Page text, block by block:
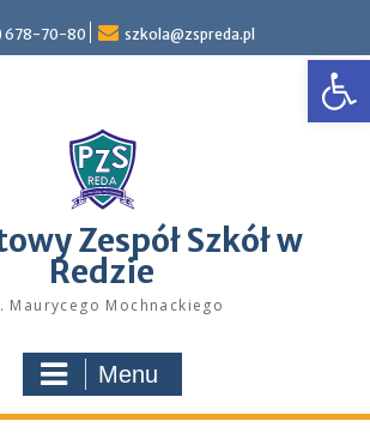
678-70-80 szkola@zspreda.pl
Zespół Szkół w
Redzie
Maurycego Mochnackiego
Menu